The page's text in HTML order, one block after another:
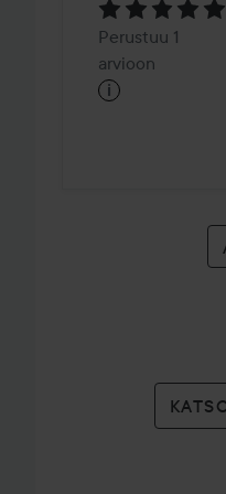
5
1
Perustuu 1
arvioon
i